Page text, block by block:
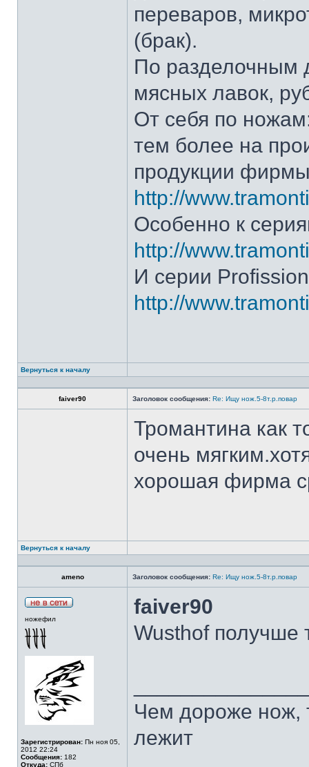
переваров,
(брак).
По разделочным
мясных лавок,
От себя по
тем более на
продукции
http://
Особенно к
http://
И серии
http://
Вернуться к началу
faiver90 Заголовок сообщения: Re: Ищу нож.5-8т.р.повар
Тромантина как
очень
хорошая фирма
Вернуться к началу
ameno Заголовок сообщения: Re: Ищу нож.5-8т.р.повар
ножефил
Зарегистрирован: Пн ноя 05,
2012 22:24
Сообщения: 182
Откуда: СПб
faiver90
Wusthof получше
Чем дороже нож,
лежит